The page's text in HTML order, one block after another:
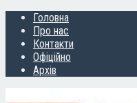
Головна
Про нас
Контакти
Офіційно
Архів